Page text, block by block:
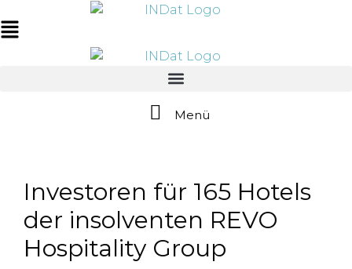
springen
Inhalt
Main
Menü
Investoren für 165 Hotels
der insolventen REVO
Hospitality Group